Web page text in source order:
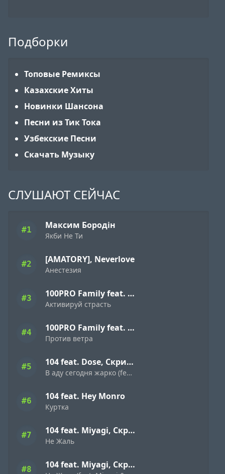
Подборки
Топовые Ремиксы
Казахские Хиты
Новинки Шансона
Песни из Тик Тока
Узбекские Песни
Скачать Музыку
СЛУШАЮТ СЕЙЧАС
#1 Максим Бородін
Якби Не Ти
#2 [AMATORY], Neverlove
Анестезия
#3 100PRO Family feat. Dave Bra, Indigo, Режик, Кима, Slavon, Denny Presston, Буян, ШЕFF, Simagon, MonoSoul
Активируй страсть
#4 100PRO Family feat. Dave Bra, Кипер, Popovi4, Буян, Indigo, Simagon, ШЕFF, MonoSoul
Против ветра
#5 104 feat. Dose, Скриптонит
В аду сегодня жарко (feat. Dose & Скриптонит)
#6 104 feat. Hey Monro
Куртка
#7 104 feat. Miyagi, Скриптонит
Не Жаль
#8 104 feat. Miyagi, Скриптонит